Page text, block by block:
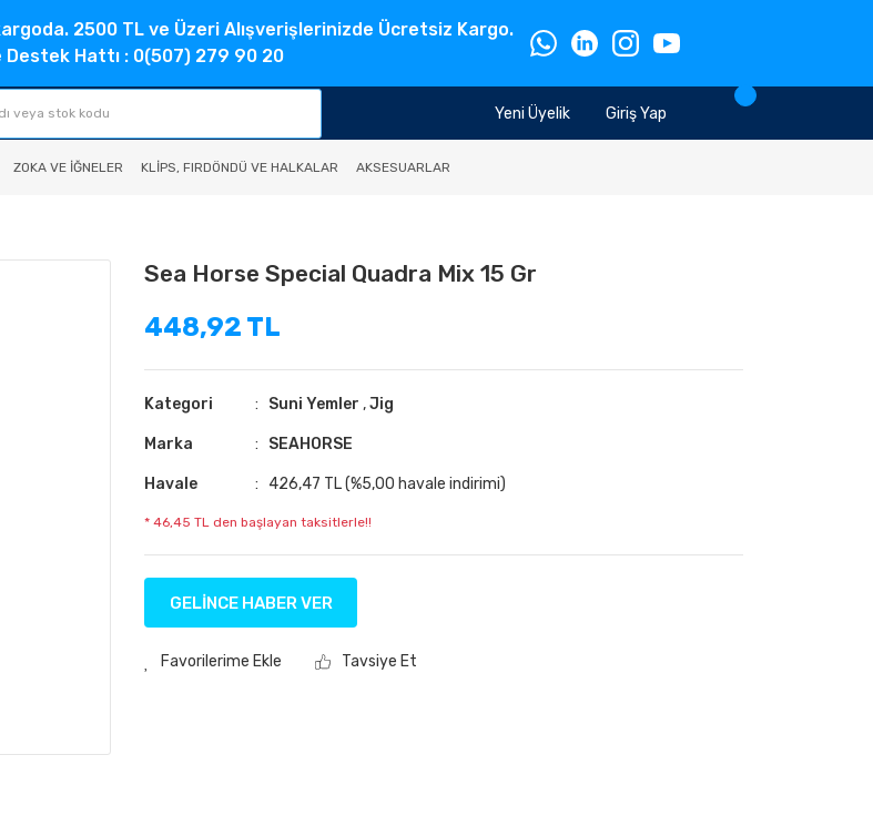
2500 TL ve Üzeri Alışverişlerinizde Ücretsiz Kargo.
Hattı : 0(507) 279 90 20
Giriş Yap
Yeni Üyelik
ZOKA VE İĞNELER KLIPS, FIRDÖNDÜ VE HALKALAR AKSESUARLAR
Sea Horse Special Quadra Mix 15 Gr
448,92 TL
Kategori Suni Yemler ,Jig
Marka SEAHORSE
Havale 426,47 TL (%5,00 havale indirimi)
* 46,45 TL den başlayan taksitlerle!!
GELİNCE HABER VER
Tavsiye Et